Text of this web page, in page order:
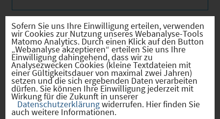
Sozialvers. Beschäftigte
Verkehrsinfrastruktur
Sofern Sie uns Ihre Einwilligung erteilen, verwenden
wir Cookies zur Nutzung unseres Webanalyse-Tools
Matomo Analytics. Durch einen Klick auf den Button
„Webanalyse akzeptieren“ erteilen Sie uns Ihre
Einwilligung dahingehend, dass wir zu
Analysezwecken Cookies (kleine Textdateien mit
einer Gültigkeitsdauer von maximal zwei Jahren)
setzen und die sich ergebenden Daten verarbeiten
dürfen. Sie können Ihre Einwilligung jederzeit mit
Wirkung für die Zukunft in unserer
Datenschutzerklärungwiderrufen. Hier finden Sie
auch weitere Informationen.